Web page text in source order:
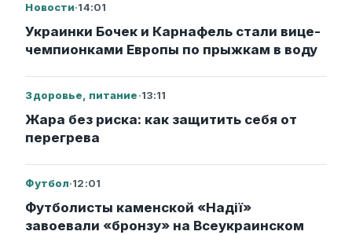
Новости·14:01
Украинки Бочек и Карнафель стали вице-
чемпионками Европы по прыжкам в воду
Здоровье, питание·13:11
Жара без риска: как защитить себя от
перегрева
Футбол·12:01
Футболисты каменской «Надії»
завоевали «бронзу» на Всеукраинском